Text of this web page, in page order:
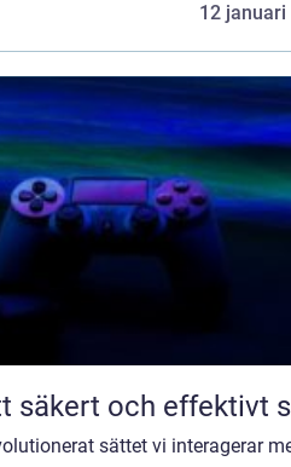
12 januari
säkert och effektivt
sättet vi interagerar